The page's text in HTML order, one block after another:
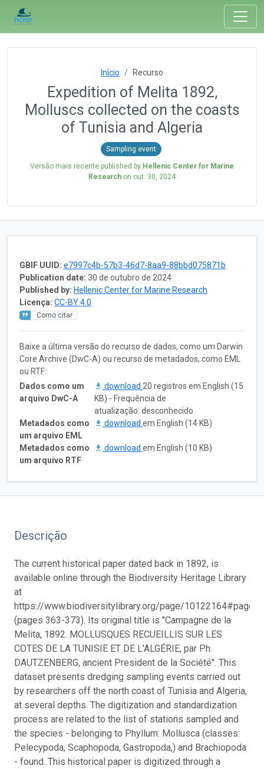
Início Recurso
Expedition of Melita 1892,
Molluscs collected on the coasts
of Tunisia and Algeria
Sampling event
Versão mais recente published by Hellenic Center for Marine
Research on out. 30, 2024
GBIF UUID: e7997c4b-57b3-46d7-8aa9-88bbd075871b
Publication date: 30 de outubro de 2024
Published by: Hellenic Center for Marine Research
Licença: CC-BY 4.0
Como citar
Baixe a última versão do recurso de dados, como um Darwin
Core Archive (DwC-A) ou recurso de metadados, como EML
ou RTF:
Dados como um
arquivo DwC-A
download 20 registros em English (15
KB) - Frequência de
atualização: desconhecido
Metadados como
um arquivo EML
download em English (14 KB)
Metadados como
um arquivo RTF
download em English (10 KB)
Descrição
The current historical paper dated back in 1892, is
available online through the Biodiversity Heritage Library
at
https://www.biodiversitylibrary.org/page/10122164#page/
(pages 363-373). Its original title is "Campagne de la
Melita, 1892. MOLLUSQUES RECUEILLIS SUR LES
COTES DE LA TUNISIE ET DE L'ALGÉRIE, par Ph.
DAUTZENBERG, ancient President de la Société". This
dataset presents dredging sampling events carried out
by researchers off the north coast of Tunisia and Algeria,
at several depths. The digitization and standardization
process are related to the list of stations sampled and
the species - belonging to Phyllum: Mollusca (classes:
Pelecypoda, Scaphopoda, Gastropoda,) and Brachiopoda
- found. This historical paper is digitized through a